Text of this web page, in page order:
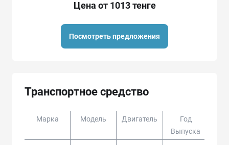
Цена от 1013 тенге
Посмотреть предложения
Транспортное средство
Марка Модель Двигатель
Год
Выпуска